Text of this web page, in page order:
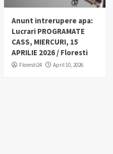
Anunt intrerupere apa:
Lucrari PROGRAMATE
CASS, MIERCURI, 15
APRILIE 2026 / Floresti
Floresti24 April 10, 2026